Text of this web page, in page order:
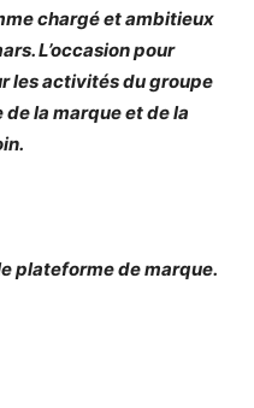
chargé et ambitieux
L’occasion pour
les activités du groupe
la marque et de la
plateforme de marque.